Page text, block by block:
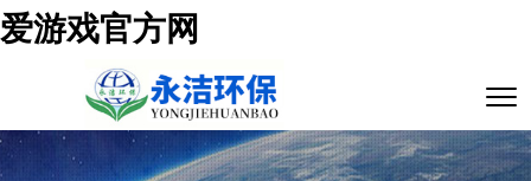
爱游戏官方网